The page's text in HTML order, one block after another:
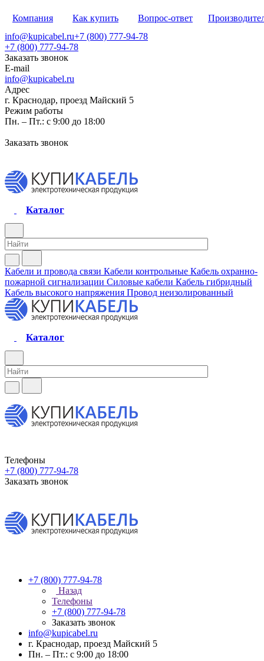
Компания Как купить Вопрос-ответ
info@kupicabel.ru+7 (800) 777-94-78
+7 (800) 777-94-78
Заказать звонок
E-mail
info@kupicabel.ru
Адрес
г. Краснодар, проезд Майский 5
Режим работы
Пн. – Пт.: с 9:00 до 18:00
Заказать звонок
Каталог
Кабели и провода связи Кабели контрольные Кабель охранно-
пожарной сигнализации Силовые кабели Кабель гибридный
Кабель высокого напряжения Провод неизолированный
Каталог
Телефоны
+7 (800) 777-94-78
Заказать звонок
+7 (800) 777-94-78
Назад
Телефоны
+7 (800) 777-94-78
Заказать звонок
info@kupicabel.ru
г. Краснодар, проезд Майский 5
Пн. – Пт.: с 9:00 до 18:00